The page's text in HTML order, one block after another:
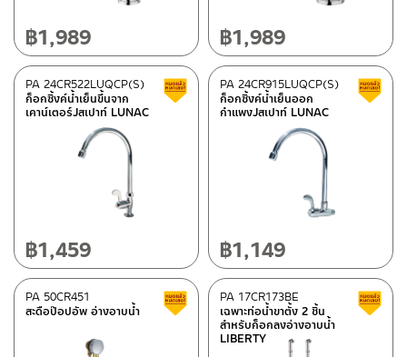
฿1,989 ฿1,989
ก็อกซิ้งค์น้ำเย็นขึ้นจาก
เคาน์เตอร์Jสเปาท์ LUNAC
PA 24CR522LUQCP(S) สินค้าลดราคา เคลียร์สต็อก
฿1,459
ก็อกซิ้งค์น้ำเย็นออก
กำแพงJสเปาท์ LUNAC
PA 24CR915LUQCP(S)
฿1,149
สะดือป๊อปอัพ อ่างอาบน้ำ
PA 50CR451 สินค้าลดราคา เคลียร์สต็อก
เฉพาะท่อน้ำขาตั้ง 2 ชิ้น
สำหรับก็อกลงอ่างอาบน้ำ
LIBERTY
PA 17CR173BE